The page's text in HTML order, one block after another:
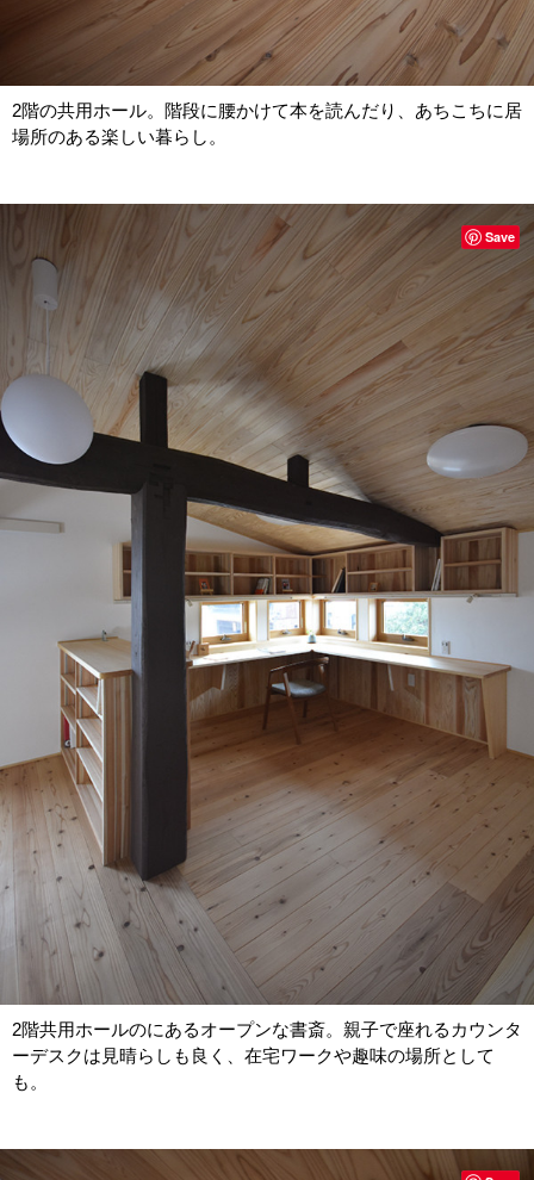
2階の共用ホール。階段に腰かけて本を読んだり、あちこちに居
場所のある楽しい暮らし。
2階共用ホールのにあるオープンな書斎。親子で座れるカウンタ
ーデスクは見晴らしも良く、在宅ワークや趣味の場所として
も。
Save